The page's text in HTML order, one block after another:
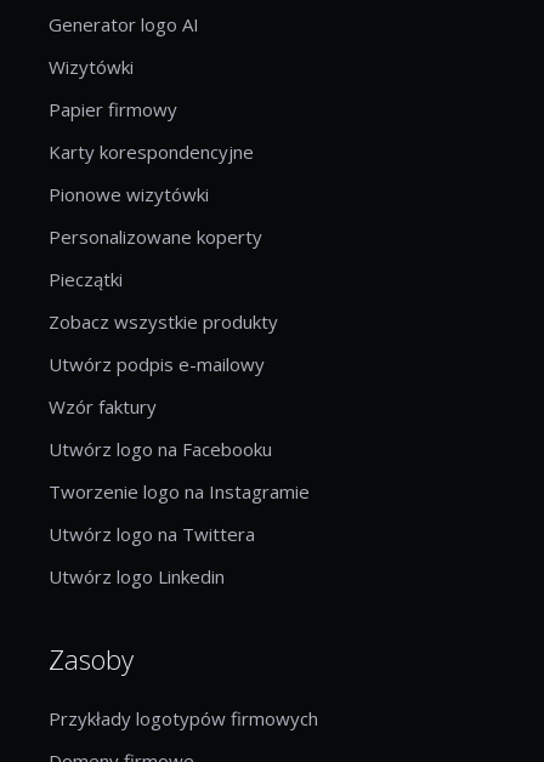
Generator logo AI
Wizytówki
Papier firmowy
Karty korespondencyjne
Pionowe wizytówki
Personalizowane koperty
Pieczątki
Zobacz wszystkie produkty
Utwórz podpis e-mailowy
Wzór faktury
Utwórz logo na Facebooku
Tworzenie logo na Instagramie
Utwórz logo na Twittera
Utwórz logo Linkedin
Zasoby
Przykłady logotypów firmowych